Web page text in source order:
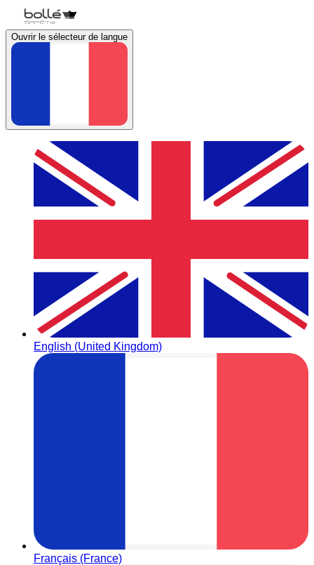
Ouvrir le sélecteur de langue
English (United Kingdom)
Français (France)